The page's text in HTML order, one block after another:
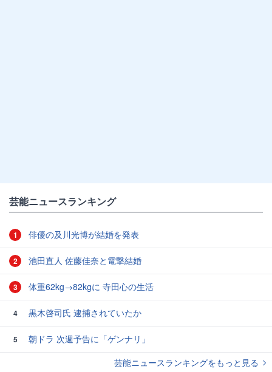
芸能ニュースランキング
1 俳優の及川光博が結婚を発表
2 池田直人 佐藤佳奈と電撃結婚
3 体重62kg→82kgに 寺田心の生活
4 黒木啓司氏 逮捕されていたか
5
朝ドラ 次週予告に「ゲンナリ」
芸能ニュースランキングをもっと見る